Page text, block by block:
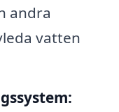
andra
vatten